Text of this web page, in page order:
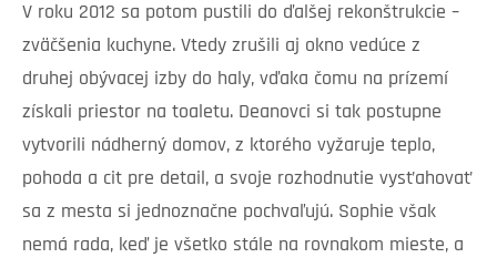
V roku 2012 sa potom pustili do ďalšej rekonštrukcie –
zväčšenia kuchyne. Vtedy zrušili aj okno vedúce z
druhej obývacej izby do haly, vďaka čomu na prízemí
získali priestor na toaletu. Deanovci si tak postupne
vytvorili nádherný domov, z ktorého vyžaruje teplo,
pohoda a cit pre detail, a svoje rozhodnutie vysťahovať
sa z mesta si jednoznačne pochvaľujú. Sophie však
nemá rada, keď je všetko stále na rovnakom mieste, a